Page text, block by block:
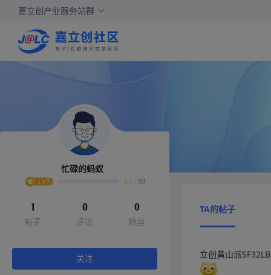
嘉立创产业服务站群
忙碌的蚂蚁
3.1 / 99
1
帖子
0
评论
0
粉丝
关注
TA的帖子